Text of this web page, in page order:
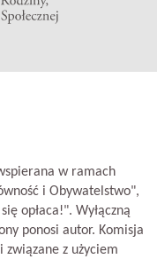
w ramach
i Obywatelstwo",
opłaca!". Wyłączną
ponosi autor. Komisja
związane z użyciem